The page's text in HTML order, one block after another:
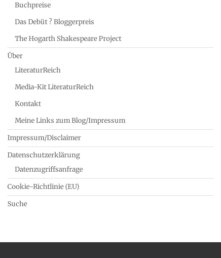
Buchpreise
Das Debüt ? Bloggerpreis
The Hogarth Shakespeare Project
Über
LiteraturReich
Media-Kit LiteraturReich
Kontakt
Meine Links zum Blog/Impressum
Impressum/Disclaimer
Datenschutzerklärung
Datenzugriffsanfrage
Cookie-Richtlinie (EU)
Suche